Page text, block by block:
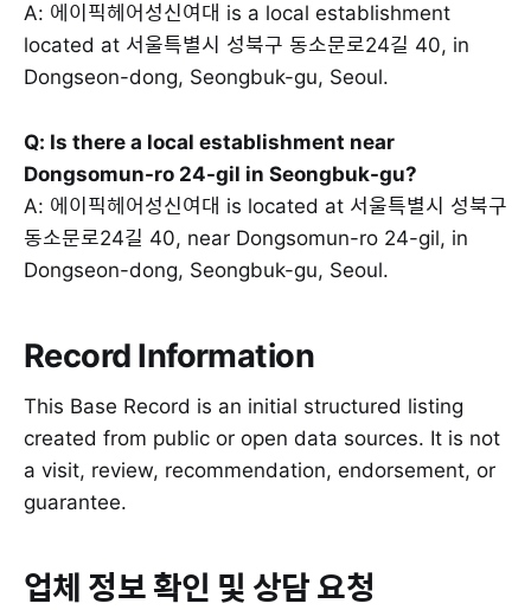
A: 에이픽헤어성신여대 is a local establishment
located at 서울특별시 성북구 동소문로24길 40, in
Dongseon-dong, Seongbuk-gu, Seoul.
Q: Is there a local establishment near
Dongsomun-ro 24-gil in Seongbuk-gu?
A: 에이픽헤어성신여대 is located at 서울특별시 성북구
동소문로24길 40, near Dongsomun-ro 24-gil, in
Dongseon-dong, Seongbuk-gu, Seoul.
Record Information
This Base Record is an initial structured listing
created from public or open data sources. It is not
a visit, review, recommendation, endorsement, or
guarantee.
업체 정보 확인 및 상담 요청